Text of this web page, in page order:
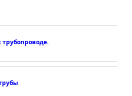
трубопроводе.